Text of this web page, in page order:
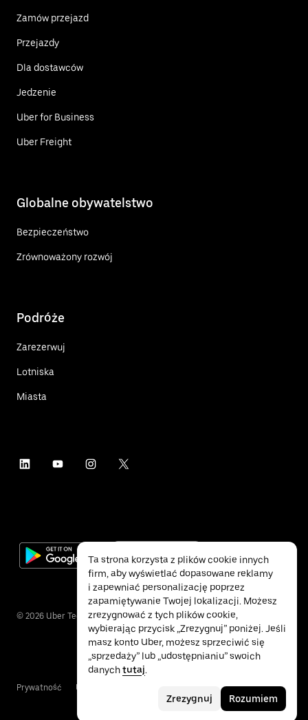
Zamów przejazd
Przejazdy
Dla dostawców
Jedzenie
Uber for Business
Uber Freight
Globalne obywatelstwo
Bezpieczeństwo
Zrównoważony rozwój
Podróże
Zarezerwuj
Lotniska
Miasta
© 2026 Uber Technologies Inc.
Prywatność Ułatwienia dostępu
Ta strona korzysta z plików cookie innych
firm, aby wyświetlać dopasowane reklamy
i zapewniać personalizację poprzez
zapamiętywanie Twojej lokalizacji. Możesz
zrezygnować z tych plików cookie,
wybierając przycisk „Zrezygnuj” poniżej. Jeśli
masz konto Uber, możesz sprzeciwić się
„sprzedaży” lub „udostępnianiu” swoich
danychtutaj.
Zrezygnuj Rozumiem